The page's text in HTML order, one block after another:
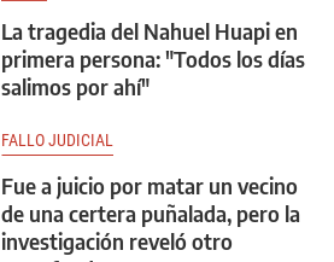
La tragedia del Nahuel Huapi en
primera persona: "Todos los días
salimos por ahí"
FALLO JUDICIAL
Fue a juicio por matar un vecino
de una certera puñalada, pero la
investigación reveló otro